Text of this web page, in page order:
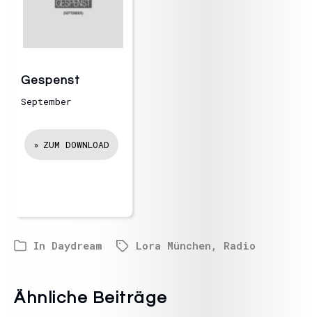
Gespenst
September
ZUM DOWNLOAD
In Daydream Lora München , Radio
Ähnliche Beiträge